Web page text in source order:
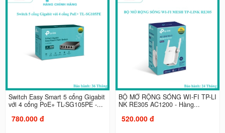
Switch Easy Smart 5 cổng Gigabit
với 4 cổng PoE+ TL-SG105PE -...
780.000 đ
BỘ MỞ RỘNG SÓNG WI-FI TP-LI
NK RE305 AC1200 - Hàng...
520.000 đ